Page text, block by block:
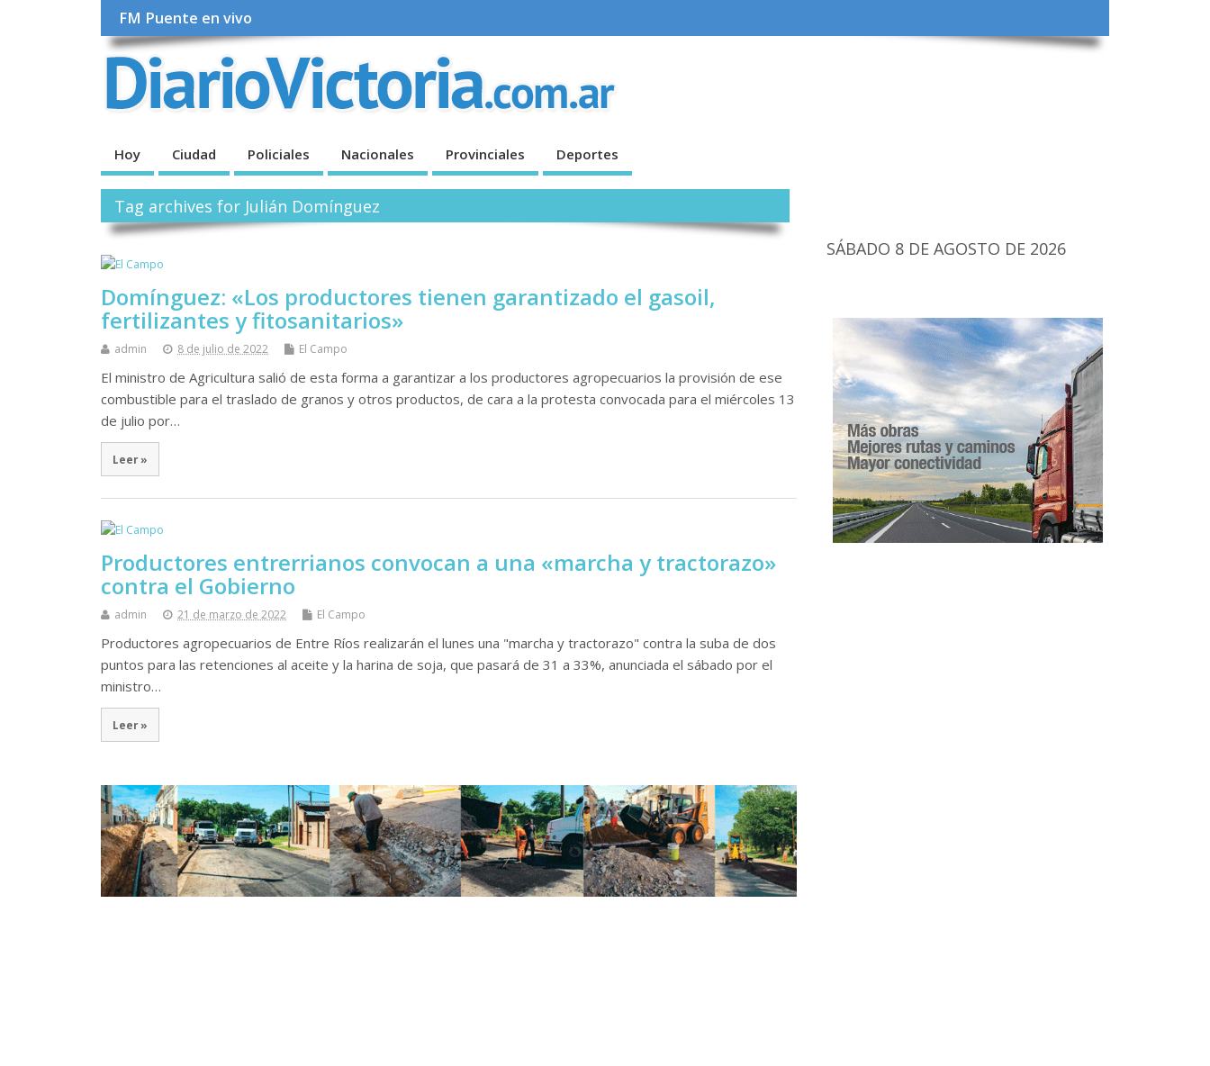
FM Puente en vivo
Hoy Ciudad Policiales Nacionales Provinciales Deportes
Tag archives for Julián Domínguez
Domínguez: «Los productores tienen garantizado el gasoil,
fertilizantes y fitosanitarios»
admin 8 de julio de 2022 El Campo
El ministro de Agricultura salió de esta forma a garantizar a los productores agropecuarios la provisión de ese
combustible para el traslado de granos y otros productos, de cara a la protesta convocada para el miércoles 13
de julio por…
Leer »
Productores entrerrianos convocan a una «marcha y tractorazo»
contra el Gobierno
admin 21 de marzo de 2022 El Campo
Productores agropecuarios de Entre Ríos realizarán el lunes una "marcha y tractorazo" contra la suba de dos
puntos para las retenciones al aceite y la harina de soja, que pasará de 31 a 33%, anunciada el sábado por el
ministro…
Leer »
SÁBADO 8 DE AGOSTO DE 2026